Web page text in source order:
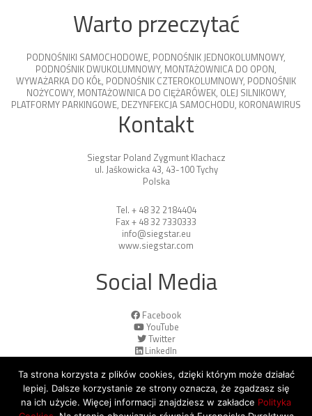
Warto przeczytać
PODNOŚNIKI SAMOCHODOWE, PODNOŚNIK JEDNOKOLUMNOWY,
PODNOŚNIK DWUKOLUMNOWY, MONTAŻOWNICA DO OPON,
WYWAŻARKA DO KÓŁ, PODNOŚNIK CZTEROKOLUMNOWY, PODNOŚNIK
NOŻYCOWY, MONTAŻOWNICA DO CIĘŻARÓWEK, OLEJ SILNIKOWY,
PLATFORMY PARKINGOWE, DEZYNFEKCJA SAMOCHODU, KORONAWIRUS
Kontakt
Siegstar Poland Zygmunt Klachacz
ul. Jaśkowicka 43, 43-100 Tychy
Polska
Tel. + 48 32 2184404
Fax + 48 32 7330333
info@siegstar.eu
www.siegstar.com
Social Media
Facebook
YouTube
Twitter
LinkedIn
Ta strona korzysta z plików cookies, dzięki którym może działać
lepiej. Dalsze korzystanie ze strony oznacza, że zgadzasz się
na ich użycie. Więcej informacji znajdziesz w zakładce Polityka